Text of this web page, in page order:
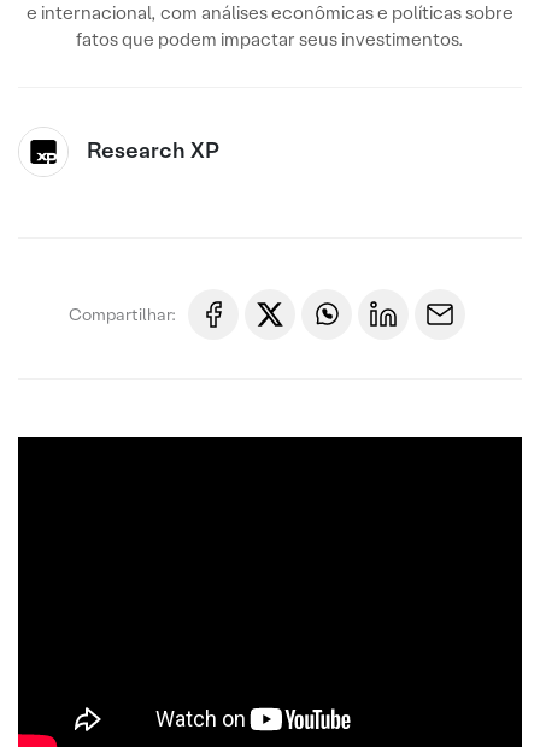
e internacional, com análises econômicas e políticas sobre
fatos que podem impactar seus investimentos.
Research XP
Compartilhar: